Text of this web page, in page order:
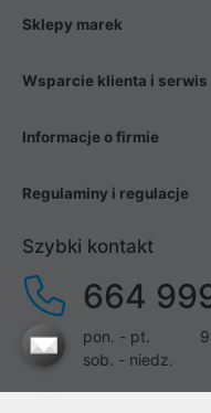
Sklepy marek
Wsparcie klienta i serwis
Informacje o firmie
Regulaminy i regulacje
Szybki kontakt
664
pon. - pt.
sob. - niedz.